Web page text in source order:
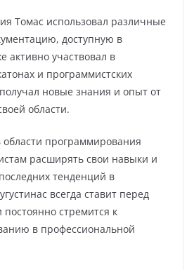
Томас использовал различные
доступную в
активно участвовал в
и программистских
новые знания и опыт от
области.
программирования
расширять свои навыки и
тенденций в
всегда ставит перед
стремится к
в профессиональной